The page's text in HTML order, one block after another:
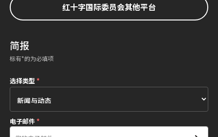
红十字国际委员会其他平台
简报
标有*的为必填项
选择类型*
电子邮件*